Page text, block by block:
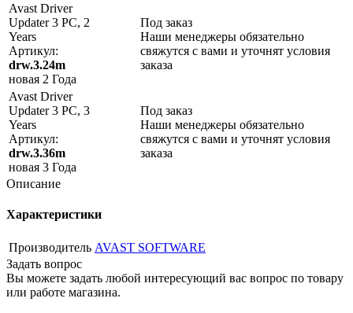
Avast Driver
Updater 3 PC, 2
Years
Артикул:
drw.3.24m
новая 2 Года
Под заказ
Наши менеджеры обязательно
свяжутся с вами и уточнят условия
заказа
Avast Driver
Updater 3 PC, 3
Years
Артикул:
drw.3.36m
новая 3 Года
Под заказ
Наши менеджеры обязательно
свяжутся с вами и уточнят условия
заказа
Описание
Характеристики
Производитель AVAST SOFTWARE
Задать вопрос
Вы можете задать любой интересующий вас вопрос по товару
или работе магазина.